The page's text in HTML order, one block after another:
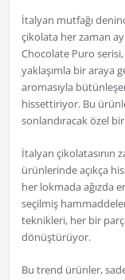
İtalyan mutfağı
çikolata her zaman
Chocolate Puro
yaklaşımla bir araya
aromasıyla
hissettiriyor. Bu
sonlandıracak özel
İtalyan çikolatasının
ürünlerinde açıkça
her lokmada ağızda
seçilmiş
teknikleri, her bir
dönüştürüyor.
Bu trend ürünler,